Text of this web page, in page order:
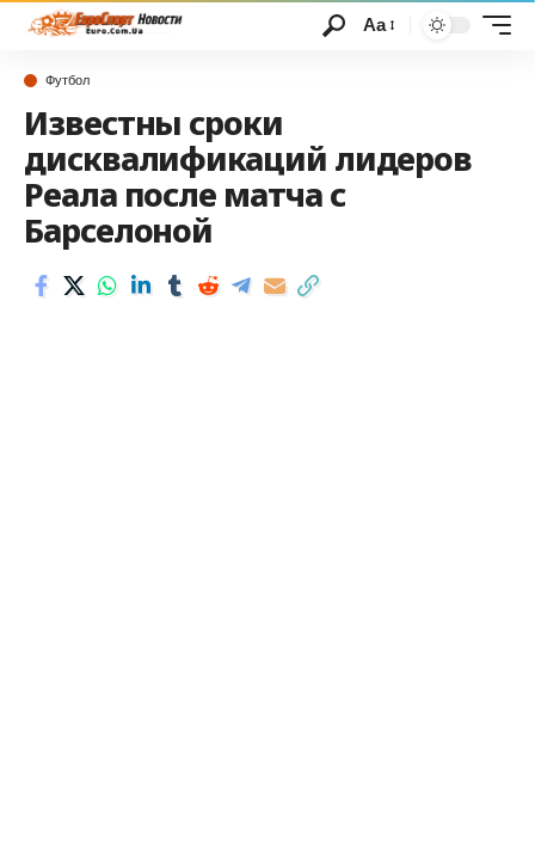
Аа
Футбол
Известны сроки
дисквалификаций лидеров
Реала после матча с
Барселоной